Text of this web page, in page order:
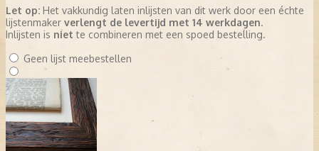
Let op: Het vakkundig laten inlijsten van dit werk door een échte
lijstenmaker verlengt de levertijd met 14 werkdagen.
Inlijsten is niet te combineren met een spoed bestelling.
Geen lijst meebestellen